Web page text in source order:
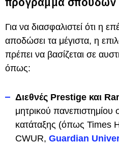
Για να διασφαλιστεί ότι η
αποδώσει τα μέγιστα, η
πρέπει να βασίζεται σε
όπως:
Διεθνές Prestige και
μητρικού πανεπιστημίου
κατάταξης (όπως Times
CWUR, Guardian